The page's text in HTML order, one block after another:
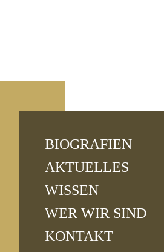
BIOGRAFIEN
AKTUELLES
WISSEN
WER WIR SIND
KONTAKT